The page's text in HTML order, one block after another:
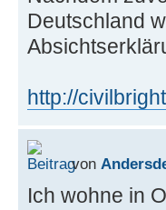
Deutschland
http://
von
Ich wohne in